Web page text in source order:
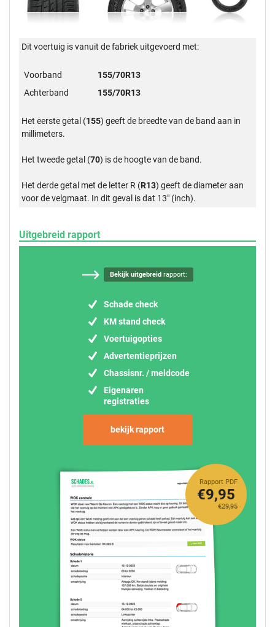
Dit voertuig is vanuit de fabriek uitgevoerd met:
Voorband
155/70R13
Achterband
155/70R13
Het eerste getal (155) geeft de breedte van de band aan in
millimeters.
Het tweede getal (70) is de hoogte van de band.
Het derde getal met de letter R (R13) geeft de diameter aan
voor de velgmaat. In dit geval is dat 13" (inch).
Uitgebreid rapport
Bekijk uitgebreid rapport:
Schade check
KM stand check
Voertuigopties
Advertentieprijzen
Chassisnr. / meldcode
Eigenaren
registraties
bekijk rapport
Rapport PDF
€29,95
€9,95